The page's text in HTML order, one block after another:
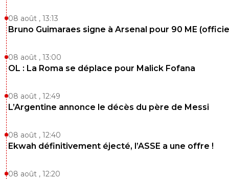
08 août , 13:13
Bruno Guimaraes signe à Arsenal pour 90 ME
08 août , 13:00
OL : La Roma se déplace pour Malick Fofana
08 août , 12:49
L’Argentine annonce le décès du père de Messi
08 août , 12:40
Ekwah définitivement éjecté, l’ASSE a une offre !
08 août , 12:20